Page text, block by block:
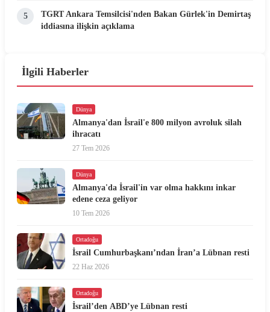
5
TGRT Ankara Temsilcisi'nden Bakan Gürlek'in Demirtaş
iddiasına ilişkin açıklama
İlgili Haberler
Dünya
Almanya'dan İsrail'e 800 milyon avroluk silah
ihracatı
27 Tem 2026
Dünya
Almanya'da İsrail'in var olma hakkını inkar
edene ceza geliyor
10 Tem 2026
Ortadoğu
İsrail Cumhurbaşkanı’ndan İran’a Lübnan resti
22 Haz 2026
Ortadoğu
İsrail’den ABD’ye Lübnan resti